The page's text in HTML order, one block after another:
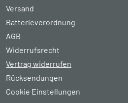
Versand
Batterieverordnung
AGB
Widerrufsrecht
Vertrag widerrufen
Rücksendungen
Cookie Einstellungen